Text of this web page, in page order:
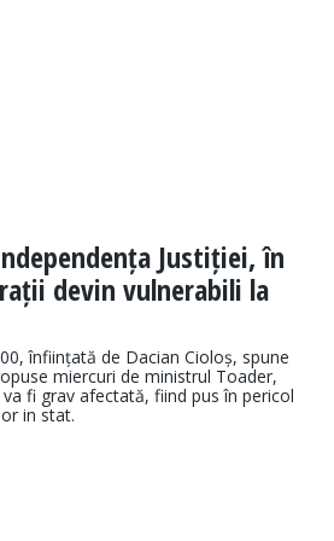
Justiției, în
devin vulnerabili la
înființată de Dacian Cioloș, spune
miercuri de ministrul Toader,
fi grav afectată, fiind pus în pericol
in stat.